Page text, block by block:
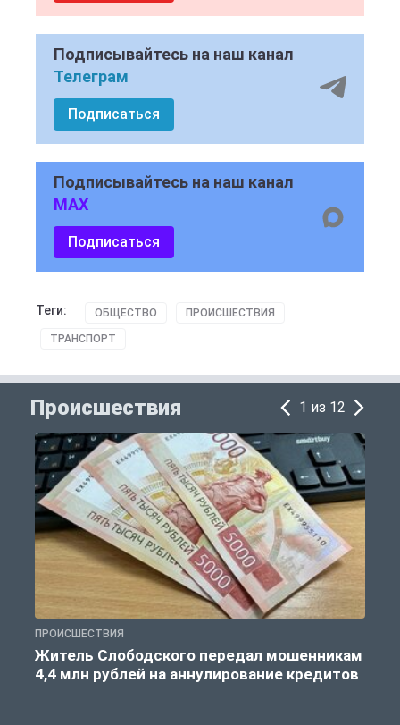
Подписывайтесь на наш канал
Телеграм
Подписаться
Подписывайтесь на наш канал
MAX
Подписаться
Теги: ОБЩЕСТВО ПРОИСШЕСТВИЯ
ТРАНСПОРТ
Происшествия 1 из 12
ПРОИСШЕСТВИЯ
Житель Слободского передал мошенникам
4,4 млн рублей на аннулирование кредитов